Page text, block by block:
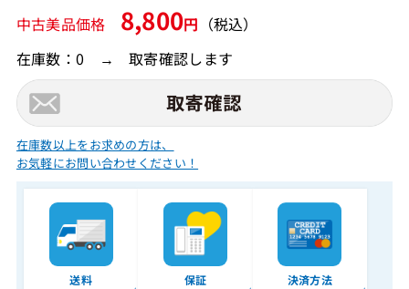
中古美品価格 8,800円 （税込）
在庫数：0 → 取寄確認します
在庫数以上をお求めの方は、
お気軽にお問い合わせください！
送料 保証 決済方法